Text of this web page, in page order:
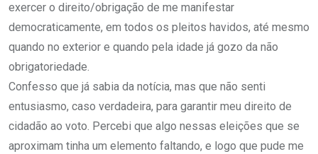
exercer o direito/obrigação de me manifestar
democraticamente, em todos os pleitos havidos, até mesmo
quando no exterior e quando pela idade já gozo da não
obrigatoriedade.
Confesso que já sabia da notícia, mas que não senti
entusiasmo, caso verdadeira, para garantir meu direito de
cidadão ao voto. Percebi que algo nessas eleições que se
aproximam tinha um elemento faltando, e logo que pude me